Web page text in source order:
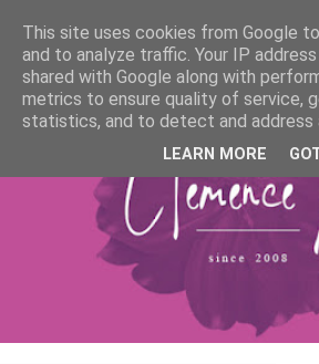
This site uses cookies from Google
and to analyze traffic. Your IP
shared with Google along with
metrics to ensure quality of service,
statistics, and to detect and address
LEARN MORE